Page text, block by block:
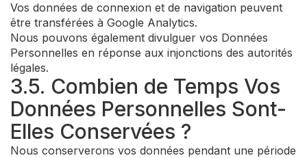
Vos données de connexion et de navigation peuvent
être transférées à Google Analytics.
Nous pouvons également divulguer vos Données
Personnelles en réponse aux injonctions des autorités
légales.
3.5. Combien de Temps Vos
Données Personnelles Sont-
Elles Conservées ?
Nous conserverons vos données pendant une période